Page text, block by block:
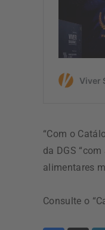
“Com o
da DGS
alimentares
Consulte o